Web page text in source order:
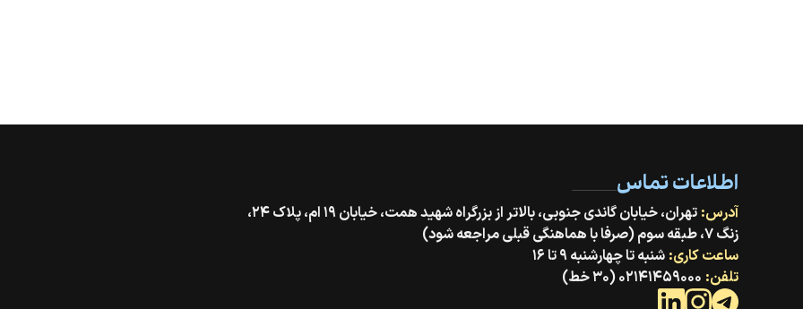
اطلاعات تماس
آدرس:
تهران، خیابان گاندی جنوبی، بالاتر از بزرگراه شهید همت، خیابان ۱۹ ام، پلاک ۲۴،
زنگ ۷، طبقه سوم (صرفا با هماهنگی قبلی مراجعه شود)
ساعت کاری: شنبه تا چهارشنبه ۹ تا ۱۶
تلفن: ۰۲۱۴۱۴۵۹۰۰۰ (۳۰ خط)